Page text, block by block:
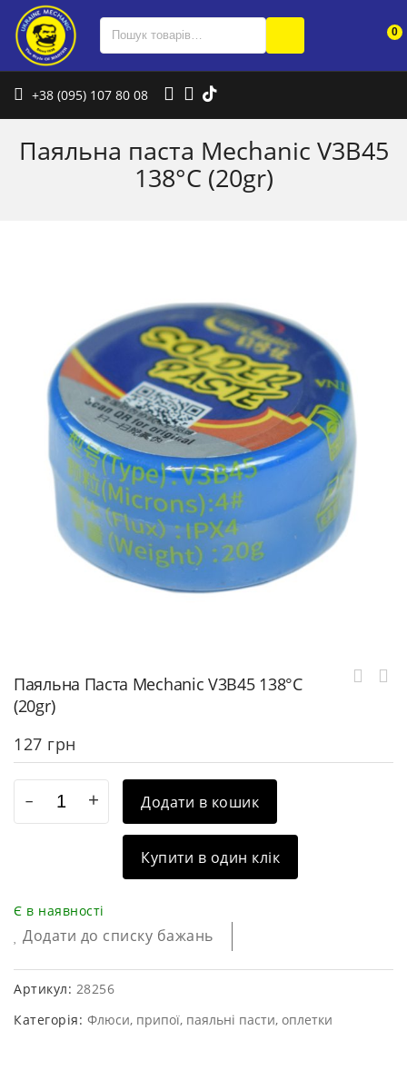
0
+38 (095) 107 80 08
Паяльна паста Mechanic V3B45
138°C (20gr)
Паяльна Паста Mechanic V3B45 138°C
(20gr)
127 грн
Додати в кошик
Купити в один клік
Є в наявності
Додати до списку бажань
Артикул: 28256
Категорія: Флюси, припої, паяльні пасти, оплетки